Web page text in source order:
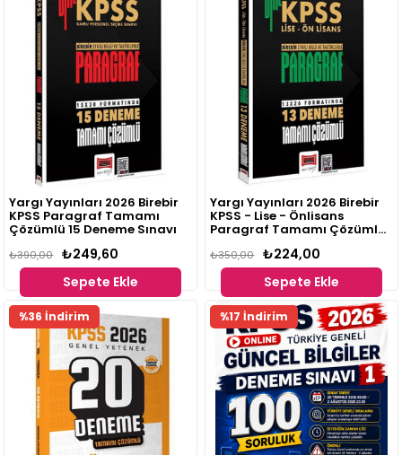
Yargı Yayınları 2026 Birebir
KPSS Paragraf Tamamı
Çözümlü 15 Deneme Sınavı
₺249,60
₺390,00
Sepete Ekle
Yargı Yayınları 2026 Birebir
KPSS - Lise - Önlisans
Paragraf Tamamı Çözümlü
₺224,00
₺350,00
Sepete Ekle
%36 İndirim
Fırsat
Ürünü
%17 İndirim
Fırsat
Ürünü